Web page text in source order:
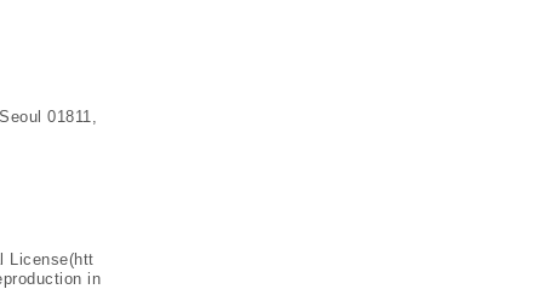
01811,
License(htt
in